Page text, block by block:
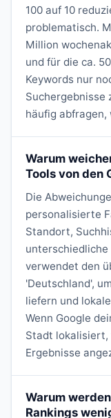
100 auf 10
problematisch.
Million
und für die ca.
Keywords nur
Suchergebnisse
häufig abfragen,
Warum
Tools von den
Die
personalisierte
Standort,
unterschiedliche
verwendet den
'Deutschland',
liefern und
Wenn Google
Stadt lokalisiert,
Ergebnisse
Warum
Rankings